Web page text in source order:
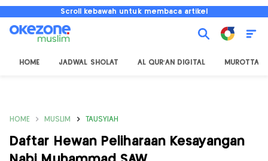
Scroll kebawah untuk membaca artikel
HOME JADWAL SHOLAT AL QUR'AN DIGITAL MUROTTAL
HOME MUSLIM TAUSYIAH
Daftar Hewan Peliharaan Kesayangan